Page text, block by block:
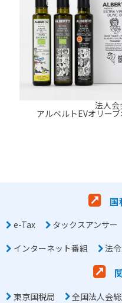
法人会
アルベルトEVオリー
e-Tax タックスアンサー
インターネット番組
法
東京国税局 全国法人会